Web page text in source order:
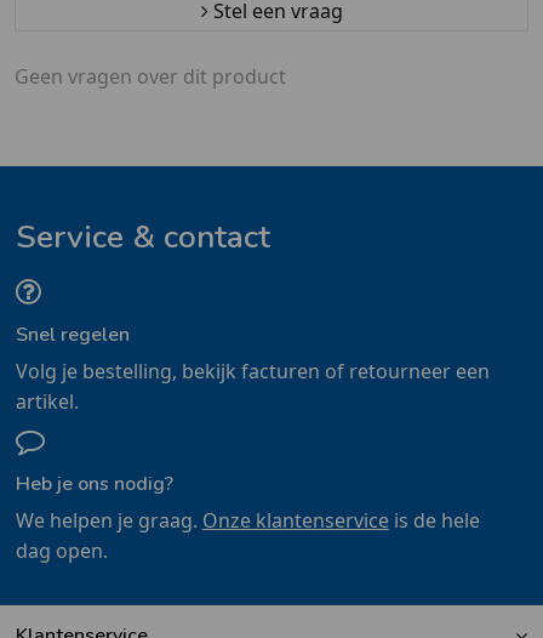
Stel een vraag
Geen vragen over dit product
Service & contact
Snel regelen
Volg je bestelling, bekijk facturen of retourneer een
artikel.
Heb je ons nodig?
We helpen je graag. Onze klantenserviceis de hele
dag open.